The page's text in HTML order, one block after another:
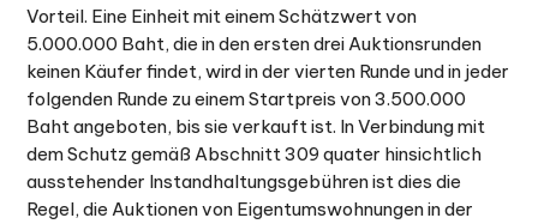
Vorteil. Eine Einheit mit einem Schätzwert von
5.000.000 Baht, die in den ersten drei Auktionsrunden
keinen Käufer findet, wird in der vierten Runde und in jeder
folgenden Runde zu einem Startpreis von 3.500.000
Baht angeboten, bis sie verkauft ist. In Verbindung mit
dem Schutz gemäß Abschnitt 309 quater hinsichtlich
ausstehender Instandhaltungsgebühren ist dies die
Regel, die Auktionen von Eigentumswohnungen in der